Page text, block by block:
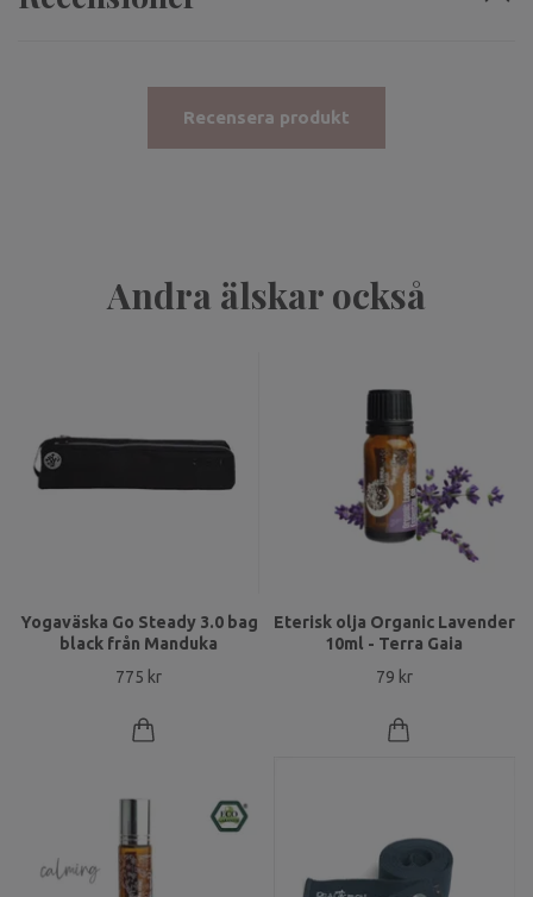
Recensera produkt
Andra älskar också
Yogaväska Go Steady 3.0 bag
black från Manduka
775 kr
Eterisk olja Organic Lavender
10ml - Terra Gaia
79 kr